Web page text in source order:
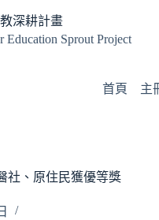
深耕計畫
Education Sprout Project
首頁 主
社、原住民獲優等獎